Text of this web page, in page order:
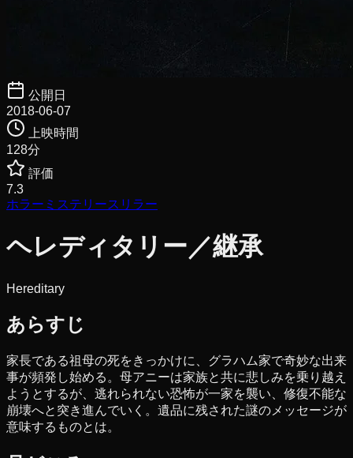
公開日
2018-06-07
上映時間
128分
評価
7.3
ホラー ミステリースリラー
ヘレディタリー／継承
Hereditary
あらすじ
家長である祖母の死をきっかけに、グラハム家で奇妙な出来
事が頻発し始める。母アニーは家族と共に悲しみを乗り越え
ようとするが、逃れられない恐怖が一家を襲い、修復不能な
崩壊へと突き進んでいく。遺品に残された謎のメッセージが
意味するものとは。